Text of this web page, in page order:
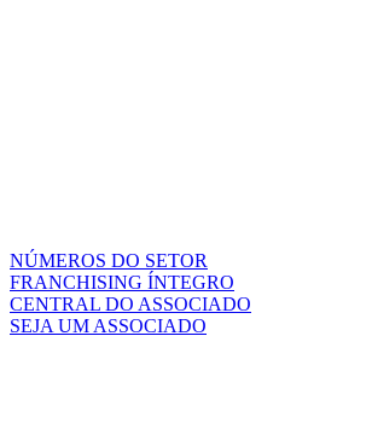
NÚMEROS DO SETOR
FRANCHISING ÍNTEGRO
CENTRAL DO ASSOCIADO
SEJA UM ASSOCIADO